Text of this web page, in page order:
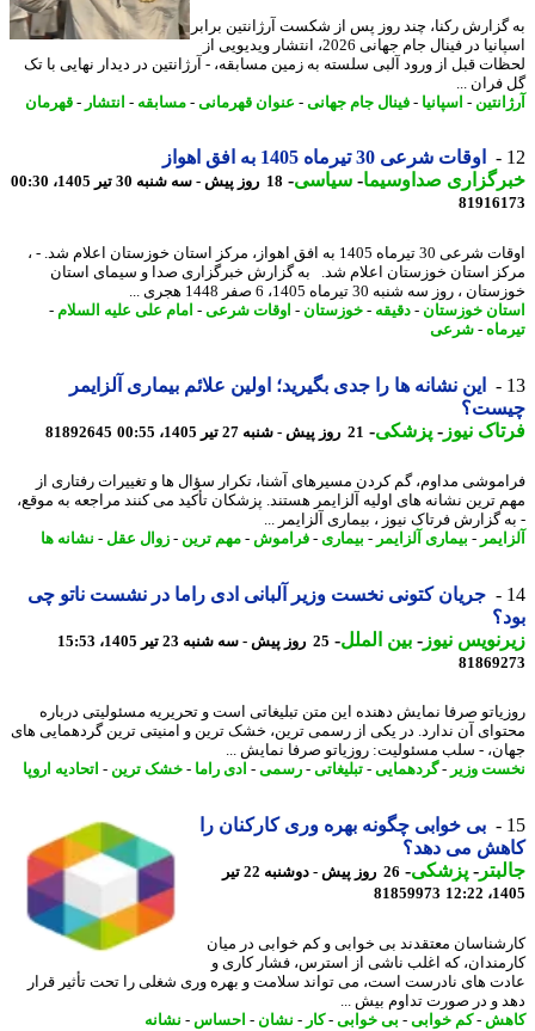
رکنا، چند روز پس از شکست آرژانتین برابر
اسپانیا در فینال جام جهانی 2026، انتشار ویدیویی از
قبل از ورود آلبی سلسته به زمین مسابقه، - آرژانتین در دیدار نهایی با تک
...
-اسپانیا-فینال جام جهانی-عنوان قهرمانی-مسابقه-انتشار-قهرمان
اوقات شرعی 30 تیرماه 1405 به افق اهواز
صداوسیما-سیاسی-18 روز پیش - سه شنبه 30 تیر 1405، 00:30
اوقات شرعی 30 تیرماه 1405 به افق اهواز، مرکز استان خوزستان اعلام شد. - ،
استان خوزستان اعلام شد. به گزارش خبرگزاری صدا و سیمای استان
، روز سه شنبه 30 تیرماه 1405، 6 صفر 1448 هجری ...
خوزستان-دقیقه-خوزستان-اوقات شرعی-امام علی علیه السلام-
-شرعی
این نشانه ها را جدی بگیرید؛ اولین علائم بیماری آلزایمر
نیوز-پزشکی-21 روز پیش - شنبه 27 تیر 1405، 00:55 81892645
مداوم، گم کردن مسیرهای آشنا، تکرار سؤال ها و تغییرات رفتاری از
ترین نشانه های اولیه آلزایمر هستند. پزشکان تأکید می کنند مراجعه به موقع،
گزارش فرتاک نیوز ، بیماری آلزایمر ...
-بیماری آلزایمر -بیماری- فراموش-مهم ترین- زوال عقل -نشانه ها
جریان کتونی نخست وزیر آلبانی ادی راما در نشست ناتو چی
نیوز-بین الملل-25 روز پیش - سه شنبه 23 تیر 1405، 15:53
صرفا نمایش دهنده این متن تبلیغاتی است و تحریریه مسئولیتی درباره
آن ندارد. در یکی از رسمی ترین، خشک ترین و امنیتی ترین گردهمایی های
- سلب مسئولیت: روزیاتو صرفا نمایش ...
وزیر - گردهمایی-تبلیغاتی-رسمی-ادی راما - خشک ترین- اتحادیه اروپا
بی خوابی چگونه بهره وری کارکنان را
می دهد؟
-پزشکی-
26 روز پیش - دوشنبه 22 تیر
81859973
معتقدند بی خوابی و کم خوابی در میان
که اغلب ناشی از استرس، فشار کاری و
های نادرست است، می تواند سلامت و بهره وری شغلی را تحت تأثیر قرار
و در صورت تداوم بیش ...
-کم خوابی- بی خوابی- کار -نشان-احساس-نشانه